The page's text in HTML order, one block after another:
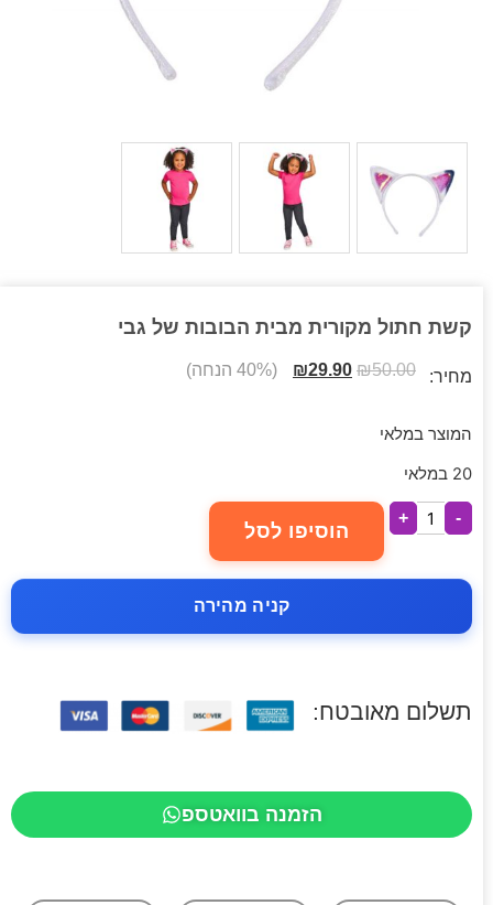
קשת חתול מקורית מבית הבובות של גבי
מחיר: ₪50.00
₪29.90 (40% הנחה)
המוצר במלאי
20 במלאי
-
+
הוסיפו לסל
קניה מהירה
תשלום מאובטח:
הזמנה בוואטספ